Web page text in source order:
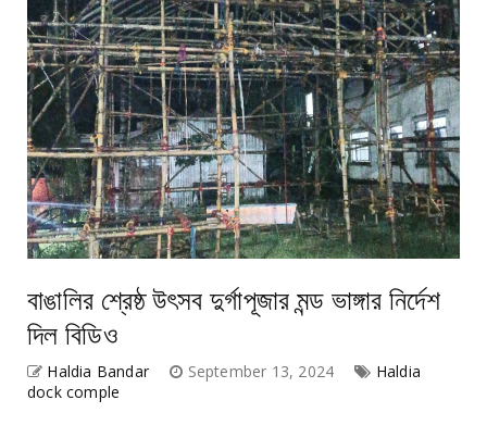
বাঙালির শ্রেষ্ঠ উৎসব দুর্গাপূজার মন্ড ভাঙ্গার নির্দেশ
দিল বিডিও
Haldia Bandar September 13, 2024
Haldia
dock comple